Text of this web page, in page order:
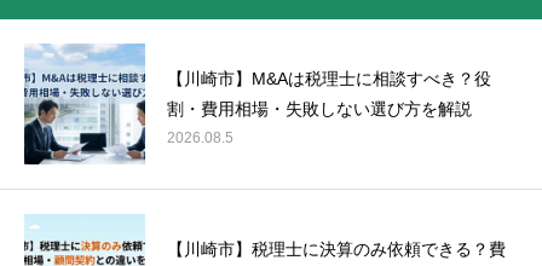
【川崎市】M&Aは税理士に相談すべき？役
割・費用相場・失敗しない選び方を解説
2026.08.5
【川崎市】税理士に決算のみ依頼できる？費